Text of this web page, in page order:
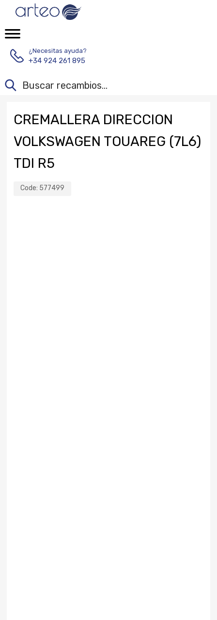
¿Necesitas ayuda?
+34 924 261 895
CREMALLERA DIRECCION
VOLKSWAGEN TOUAREG (7L6)
TDI R5
Code: 577499